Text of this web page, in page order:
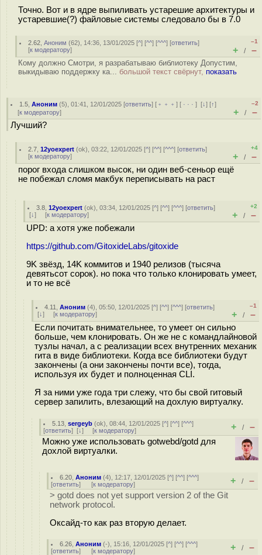
Точно. Вот и в ядре выпиливать устарешие архитектуры и
устаревшие(?) файловые системы следовало бы в 7.0
2.62 ,Аноним (62), 14:36, 13/01/2025 [^] [^^] [^^^] [ответить]
[к модератору]
–1
+ / –
Кому должно Смотри, я разрабатываю библиотеку Допустим,
выкидываю поддержку ка... большой текст свёрнут, показать
1.5 ,Аноним (5), 01:41, 12/01/2025 [ответить] [ ﹢﹢﹢] [ · · ·][↓] [↑]
[к модератору]
–2
+ / –
Лучший?
2.7 ,12yoexpert (ok), 03:22, 12/01/2025 [^] [^^] [^^^] [ответить]
[к модератору]
+4
+ / –
порог входа слишком высок, ни один веб-сеньор ещё
не побежал сломя макбук переписывать на раст
3.8 ,12yoexpert (ok), 03:34, 12/01/2025 [^] [^^] [^^^] [ответить]
[↓] [к модератору]
+2
+ / –
UPD: а хотя уже побежали
https://github.com/GitoxideLabs/gitoxide
9K звёзд, 14K коммитов и 1940 релизов (тысяча
девятьсот сорок). но пока что только клонировать умеет,
и то не всё
4.11 ,Аноним (4), 05:50, 12/01/2025 [^] [^^] [^^^] [ответить]
[↓] [к модератору]
–1
+ / –
Если почитать внимательнее, то умеет он сильно
больше, чем клонировать. Он же не с командлайновой
тузлы начал, а с реализации всех внутренних механик
гита в виде библиотеки. Когда все библиотеки будут
закончены (а они закончены почти все), тогда,
используя их будет и полноценная CLI.
Я за ними уже года три слежу, что бы свой гитовый
сервер запилить, влезающий на дохлую виртуалку.
5.13 ,sergeyb (ok), 08:44, 12/01/2025 [^] [^^] [^^^]
[ответить] [↓] [к модератору] + / –
Можно уже использовать gotwebd/gotd для
дохлой виртуалки.
6.20 ,Аноним (4), 12:17, 12/01/2025 [^] [^^] [^^^]
[ответить] [к модератору] + / –
> gotd does not yet support version 2 of the Git
network protocol.
Оксайд-то как раз вторую делает.
6.26 ,Аноним (-), 15:16, 12/01/2025 [^] [^^] [^^^]
[ответить] [к модератору] + / –